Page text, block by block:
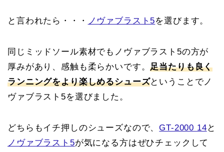
と言われたら・・・ ノヴァブラスト5を選びます。
同じミッドソール素材でもノヴァブラスト5の方が
厚みがあり、感触も柔らかいです。足当たりも良く
ランニングをより楽しめるシューズということでノ
ヴァブラスト5を選びました。
どちらもイチ押しのシューズなので、GT-2000 14 と
ノヴァブラスト5が気になる方はぜひチェックして